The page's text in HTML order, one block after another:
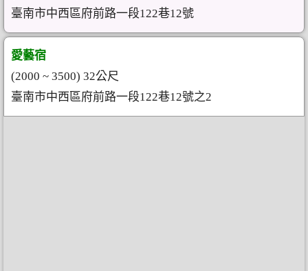
臺南市中西區府前路一段122巷12號
愛藝宿
(2000 ~ 3500) 32公尺
臺南市中西區府前路一段122巷12號之2